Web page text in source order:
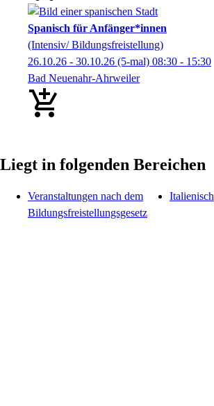
Spanisch für Anfänger*innen
(Intensiv/ Bildungsfreistellung)
26.10.26 - 30.10.26 (5-mal) 08:30 - 15:30
Bad Neuenahr-Ahrweiler
Liegt in folgenden Bereichen
Veranstaltungen nach dem
Bildungsfreistellungsgesetz
Italienisch